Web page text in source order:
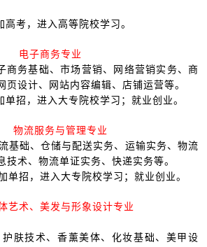
高考，进入高等院校学习。
电子商务专业
商务基础、市场营销、网络营销实务、商
页设计、网站内容编辑、店铺运营等。
单招，进入大专院校学习；就业创业。
物流服务与管理专业
基础、仓储与配送实务、运输实务、物流
技术、物流单证实务、快递实务等。
单招，进入大专院校学习；就业创业。
艺术、美发与形象设计专业
肤技术、香薰美体、化妆基础、美甲设